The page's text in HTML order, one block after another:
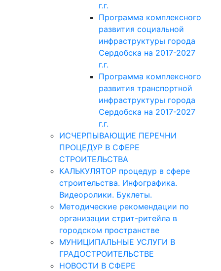
г.г.
Программа комплексного
развития социальной
инфраструктуры города
Сердобска на 2017-2027
г.г.
Программа комплексного
развития транспортной
инфраструктуры города
Сердобска на 2017-2027
г.г.
ИСЧЕРПЫВАЮЩИЕ ПЕРЕЧНИ
ПРОЦЕДУР В СФЕРЕ
СТРОИТЕЛЬСТВА
КАЛЬКУЛЯТОР процедур в сфере
строительства. Инфографика.
Видеоролики. Буклеты.
Методические рекомендации по
организации стрит-ритейла в
городском пространстве
МУНИЦИПАЛЬНЫЕ УСЛУГИ В
ГРАДОСТРОИТЕЛЬСТВЕ
НОВОСТИ В СФЕРЕ